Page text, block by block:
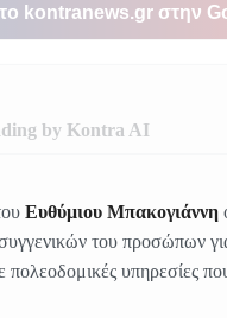
kontranews.gr στην
by Kontra AI
Ευθύμιου Μπακογιάννη
του προσώπων
υπηρεσίες